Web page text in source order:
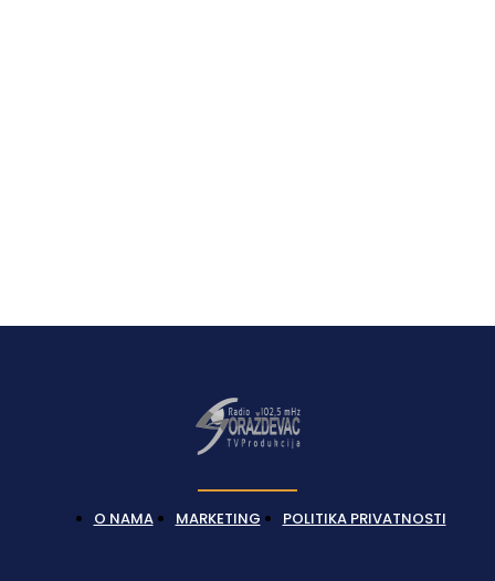
O NAMA MARKETING POLITIKA PRIVATNOSTI